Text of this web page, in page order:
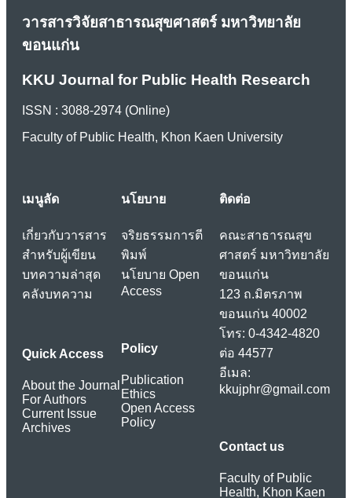
วารสารวิจัยสาธารณสุขศาสตร์ มหาวิทยาลัย
ขอนแก่น
KKU Journal for Public Health Research
ISSN : 3088-2974 (Online)
Faculty of Public Health, Khon Kaen University
เมนูลัด
เกี่ยวกับวารสาร
สำหรับผู้เขียน
บทความล่าสุด
คลังบทความ
Quick Access
About the Journal
For Authors
Current Issue
Archives
นโยบาย
จริยธรรมการตี
พิมพ์
นโยบาย Open
Access
Policy
Publication
Ethics
Open Access
Policy
ติดต่อ
คณะสาธารณสุข
ศาสตร์ มหาวิทยาลัย
ขอนแก่น
123 ถ.มิตรภาพ
ขอนแก่น 40002
โทร: 0-4342-4820
ต่อ 44577
อีเมล:
kkujphr@gmail.com
Contact us
Faculty of Public
Health, Khon Kaen